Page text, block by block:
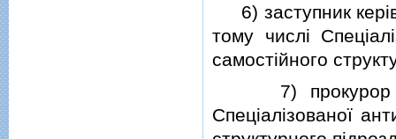
6) заступник
тому числi
самостiйного
7) прокурор
Спецiалiзованої